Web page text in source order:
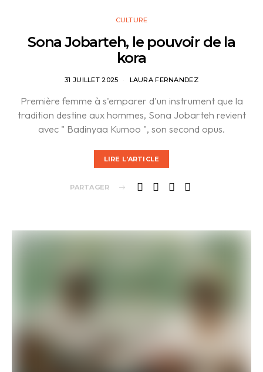
CULTURE
Sona Jobarteh, le pouvoir de la
kora
31 JUILLET 2025 LAURA FERNANDEZ
Première femme à s'emparer d'un instrument que la
tradition destine aux hommes, Sona Jobarteh revient
avec " Badinyaa Kumoo ", son second opus.
LIRE L'ARTICLE
PARTAGER